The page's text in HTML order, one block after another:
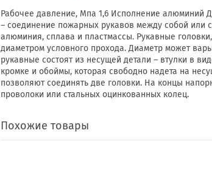
Рабочее давление, Мпа 1,6 Исполнение алюминий
– соединение пожарных рукавов между собой или
алюминия, сплава и пластмассы. Рукавные
диаметром условного прохода. Диаметр может
рукавные состоят из несущей детали – втулки в
кромке и обоймы, которая свободно надета на
позволяют соединять две головки. На концы
проволоки или стальных оцинкованных колец.
Похожие товары